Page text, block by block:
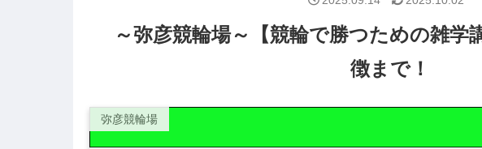
～弥彦競輪場～【競輪で勝つための雑学
徴まで！
弥彦競輪場